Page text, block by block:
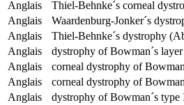
Anglais
Thiel-Behnke´s corneal
Anglais
Waardenburg-Jonker´s
Anglais
Thiel-Behnke´s dystrophy
Anglais
dystrophy of Bowman´s
Anglais
corneal dystrophy of
Anglais
corneal dystrophy of
Anglais
dystrophy of Bowman´s type